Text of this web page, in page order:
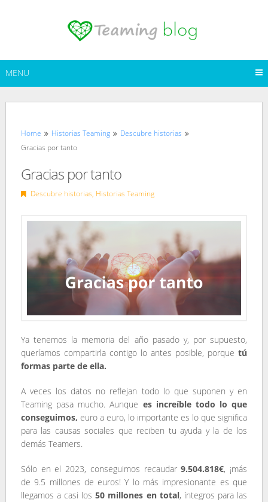
MENU
Home Historias Teaming
Descubre historias
Gracias por tanto
Gracias por tanto
Descubre historias, Historias Teaming
Ya tenemos la memoria del año pasado y, por supuesto,
queríamos compartirla contigo lo antes posible, porquetú
formas parte de ella.
A veces los datos no reflejan todo lo que suponen y en
Teaming pasa mucho. Aunque es increíble todo lo que
conseguimos, euro a euro, lo importante es lo que significa
para las causas sociales que reciben tu ayuda y la de los
demás Teamers.
Sólo en el 2023, conseguimos recaudar9.504.818€, ¡más
de 9.5 millones de euros! Y lo más impresionante es que
llegamos a casi los50 millones en total, íntegros para las